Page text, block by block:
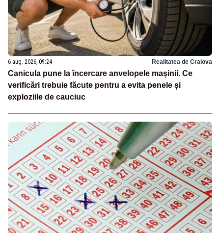
6 aug. 2026, 09:24 Realitatea de Craiova
Canicula pune la încercare anvelopele mașinii. Ce
verificări trebuie făcute pentru a evita penele și
exploziile de cauciuc